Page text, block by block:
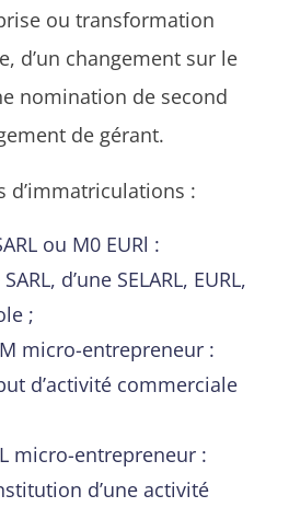
ou transformation
d’un changement sur le
nomination de second
de gérant.
d’immatriculations :
ou M0 EURl :
d’une SELARL, EURL,
;
micro-entrepreneur :
d’activité commerciale
micro-entrepreneur :
d’une activité